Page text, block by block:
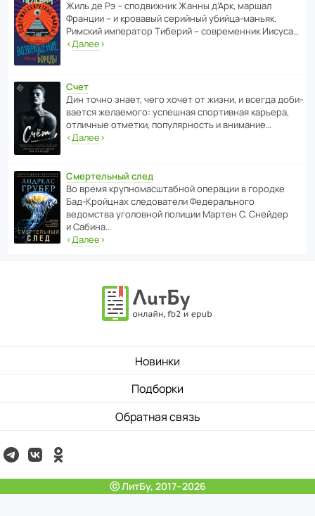
Жиль де Рэ – спод­ви­жник Жанны д’Арк, маршал
Франции – и кровавый серийный убийца-маньяк.
Римский импе­ратор Тиберий – совре­менник Иисуса…
‹Далее›
Счет
Дин точно знает, чего хочет от жизни, и всегда доби­
ва­ется жела­е­мого: успе­шная спор­ти­вная карьера,
отли­чные отметки, попу­ля­р­ность и внимание…
‹Далее›
Смертельный след
Во время круп­но­мас­ш­та­бной операции в городке
Бад‑Крой­цнах следо­ва­тели Феде­раль­ного
ведомства уголо­вной полиции Мартен С. Снейдер
и Сабина…
‹Далее›
Новинки
Подборки
Обратная связь
ⓒ ЛитБу, 2017–2026